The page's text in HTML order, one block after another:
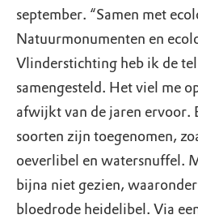
september. “Samen met
Natuurmonumenten en
Vlinderstichting heb ik de
samengesteld. Het viel me
afwijkt van de jaren ervoor.
soorten zijn toegenomen,
oeverlibel en watersnuffel.
bijna niet gezien,
bloedrode heidelibel. Via